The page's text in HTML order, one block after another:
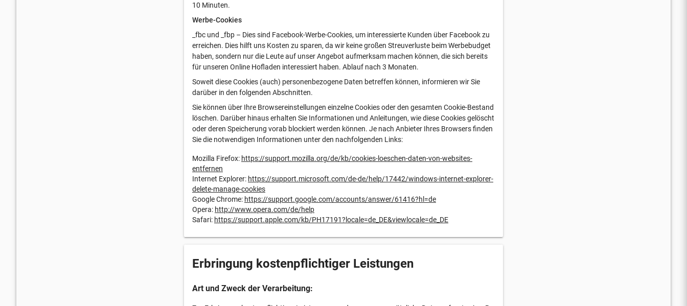
10 Minuten.
Werbe-Cookies
_fbc und _fbp – Dies sind Facebook-Werbe-Cookies, um interessierte Kunden über Facebook zu
erreichen. Dies hilft uns Kosten zu sparen, da wir keine großen Streuverluste beim Werbebudget
haben, sondern nur die Leute auf unser Angebot aufmerksam machen können, die sich bereits
für unseren Online Hofladen interessiert haben. Ablauf nach 3 Monaten.
Soweit diese Cookies (auch) personenbezogene Daten betreffen können, informieren wir Sie
darüber in den folgenden Abschnitten.
Sie können über Ihre Browsereinstellungen einzelne Cookies oder den gesamten Cookie-Bestand
löschen. Darüber hinaus erhalten Sie Informationen und Anleitungen, wie diese Cookies gelöscht
oder deren Speicherung vorab blockiert werden können. Je nach Anbieter Ihres Browsers finden
Sie die notwendigen Informationen unter den nachfolgenden Links:
Mozilla Firefox: https://support.mozilla.org/de/kb/cookies-loeschen-daten-von-websites-
entfernen
Internet Explorer: https://support.microsoft.com/de-de/help/17442/windows-internet-explorer-
delete-manage-cookies
Google Chrome: https://support.google.com/accounts/answer/61416?hl=de
Opera: http://www.opera.com/de/help
Safari: https://support.apple.com/kb/PH17191?locale=de_DE&viewlocale=de_DE
Erbringung kostenpflichtiger Leistungen
Art und Zweck der Verarbeitung: